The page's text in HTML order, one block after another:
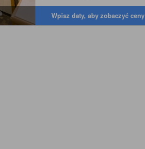
Wpisz daty, aby zobaczyć ceny